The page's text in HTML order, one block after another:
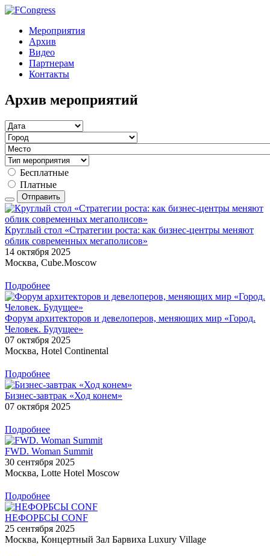
Мероприятия
Архив
Видео
Партнерам
Контакты
Архив мероприятий
Бесплатные
Платные
Отправить
Круглый стол «Стратегии роста: как бизнес-центры меняют
облик современных мегаполисов»
14 октября 2025
Москва, Cube.Moscow
Подробнее
Форум архитекторов и девелоперов, меняющих мир «Город.
Человек. Будущее»
07 октября 2025
Москва, Hotel Continental
Подробнее
Бизнес-завтрак «Ход конем»
07 октября 2025
Подробнее
FWD. Woman Summit
30 сентября 2025
Москва, Lotte Hotel Moscow
Подробнее
НЕФОРБСЫ CONF
25 сентября 2025
Москва, Концертный Зал Барвиха Luxury Village